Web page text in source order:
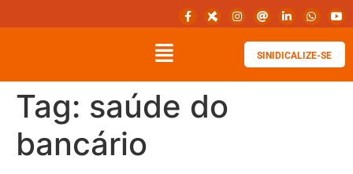
SINIDICALIZE-SE
Tag: saúde do
bancário